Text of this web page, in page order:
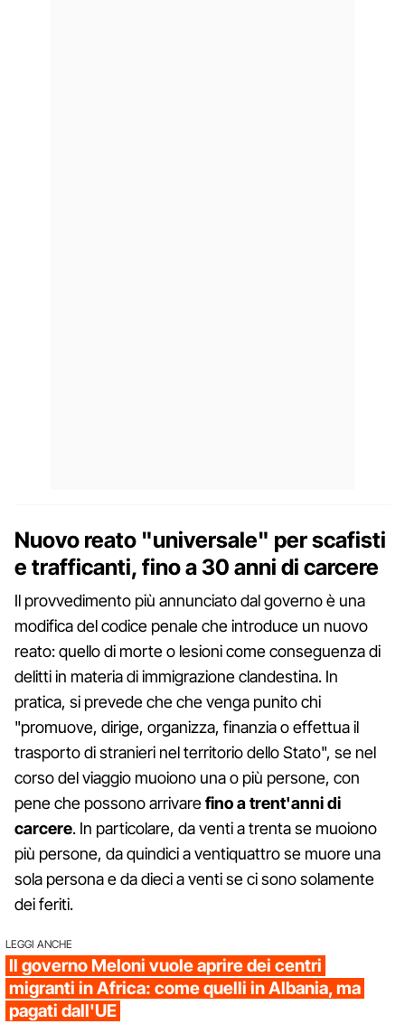
Nuovo reato "universale" per scafisti
e trafficanti, fino a 30 anni di carcere
Il provvedimento più annunciato dal governo è una
modifica del codice penale che introduce un nuovo
reato: quello di morte o lesioni come conseguenza di
delitti in materia di immigrazione clandestina. In
pratica, si prevede che che venga punito chi
"promuove, dirige, organizza, finanzia o effettua il
trasporto di stranieri nel territorio dello Stato", se nel
corso del viaggio muoiono una o più persone, con
pene che possono arrivarefino a trent'anni di
carcere. In particolare, da venti a trenta se muoiono
più persone, da quindici a ventiquattro se muore una
sola persona e da dieci a venti se ci sono solamente
dei feriti.
LEGGI ANCHE
Il governo Meloni vuole aprire dei centri
migranti in Africa: come quelli in Albania, ma
pagati dall'UE